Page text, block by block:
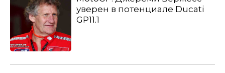
уверен в потенциале Ducati
GP11.1